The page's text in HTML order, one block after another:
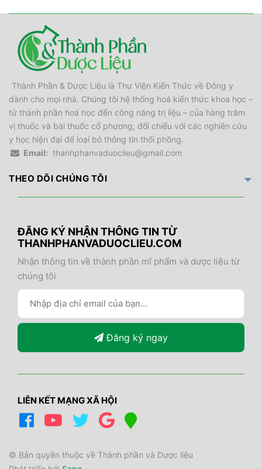
Thành Phần & Dược Liệu là Thư Viện Kiến Thức về Đông y
dành cho mọi nhà. Chúng tôi hệ thống hoá kiến thức khoa học –
từ thành phần hoá học đến công năng trị liệu – của hàng trăm
vị thuốc và bài thuốc cổ phương, đối chiếu với các nghiên cứu
y học hiện đại để loại bỏ thông tin thổi phồng.
Email: thanhphanvaduoclieu@gmail.com
THEO DÕI CHÚNG TÔI
ĐĂNG KÝ NHẬN THÔNG TIN TỪ
THANHPHANVADUOCLIEU.COM
Nhận thông tin về thành phần mĩ phẩm và dược liệu từ
chúng tôi
Đăng ký ngay
LIÊN KẾT MẠNG XÃ HỘI
© Bản quyền thuộc về Thành phần và Dược liệu